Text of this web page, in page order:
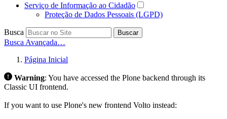
Serviço de Informação ao Cidadão
Proteção de Dados Pessoais (LGPD)
Busca Buscar
Busca Avançada…
Página Inicial
Warning: You have accessed the Plone backend through its
Classic UI frontend.
If you want to use Plone's new frontend Volto instead: